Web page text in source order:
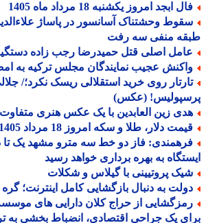
ابجد امروز یکشنبه 18 مرداد ماه 1405
وحشتناک آسانسور در پاساژ علاءالدین /
منفی سه رفت
اصلی قتل حمیدرضا رجب زاده دستگیر
عجیب نمایندگان مجلس ترکیه به امضای
روی خرید استقلالی ریسک نکرد؛/ جلالی
(عکس)
زین العابدین با یک عکس هنری متفاوت
دلار، طلا و سکه امروز 18 مرداد 1405
فاز دو خط سه مترو مشهد یک تا دو
به بهره برداری خواهد رسید
پروتیینی با گیلاس و شکلات
به دنبال بازگشایی کامل اینترنت؛ گره
از حراج کلان دارایی های موسسه
یک جراحی اقتصادی، انضباط بخشی به